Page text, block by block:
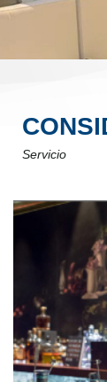
Servicio